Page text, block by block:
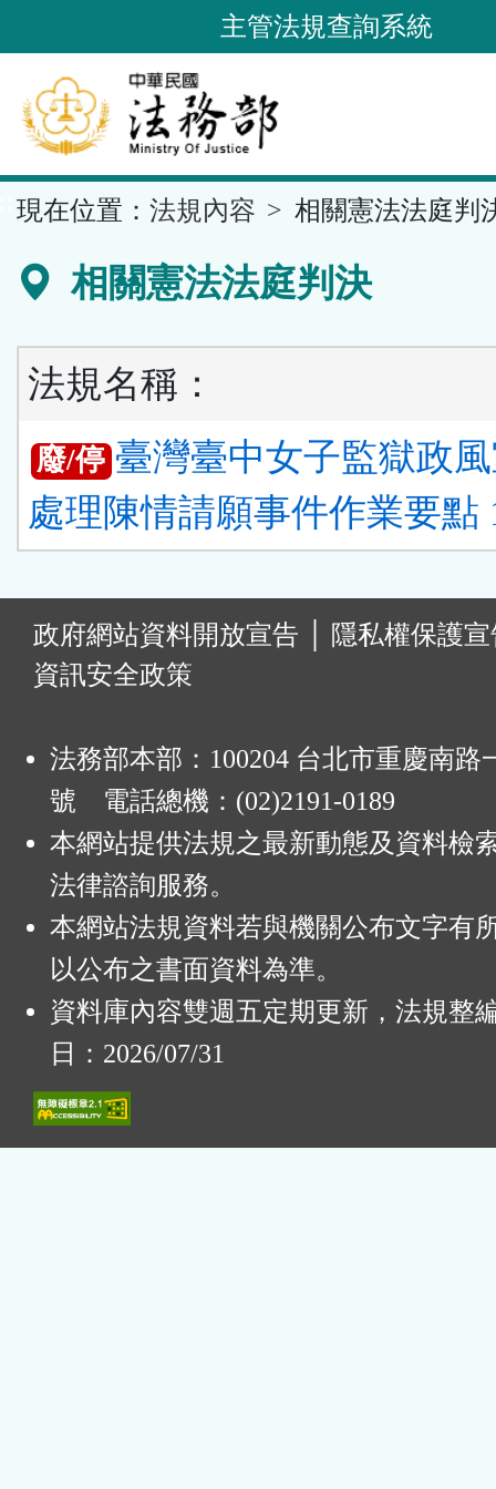
到
要
內
容
區
主管法規查詢系統
現在位置： 法規內容 相關憲法法庭判
相關憲法法庭判決
法規名稱：
廢/停 臺灣臺中女子監獄政
處理陳情請願事件作業要點
政府網站資料開放宣告
隱私權保護
資訊安全政策
法務部本部：100204 台北市重慶南路
號 電話總機：(02)2191-0189
本網站提供法規之最新動態及資料檢
法律諮詢服務。
本網站法規資料若與機關公布文字有
以公布之書面資料為準。
資料庫內容雙週五定期更新，法規整
日：2026/07/31